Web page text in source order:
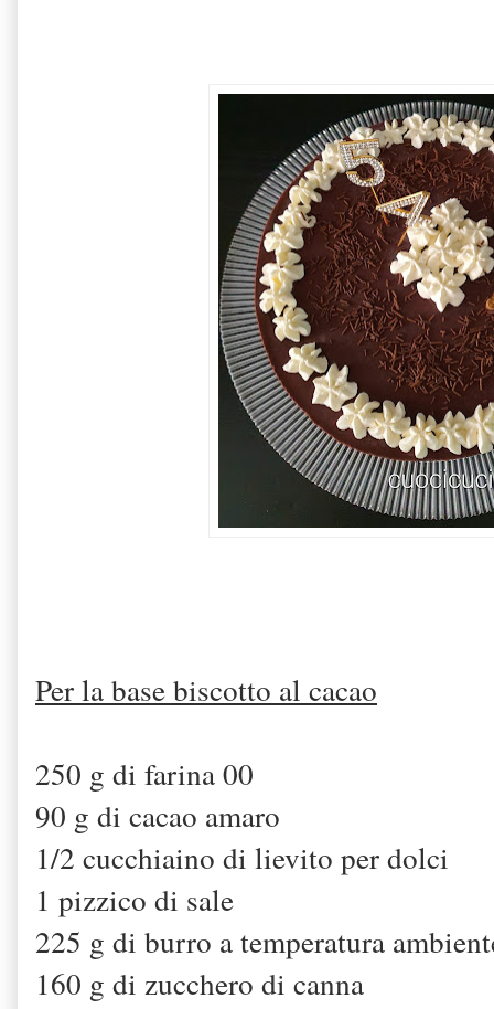
Per la base biscotto al cacao
250 g di farina 00
90 g di cacao amaro
1/2 cucchiaino di lievito per dolci
1 pizzico di sale
225 g di burro a temperatura
160 g di zucchero di canna